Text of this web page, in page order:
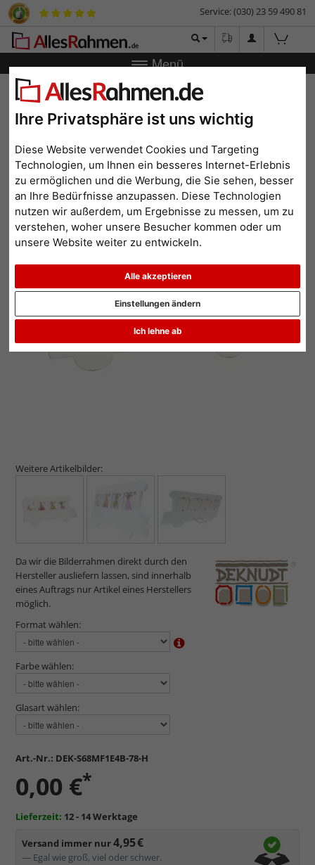
Ihre Privatsphäre ist uns wichtig
Diese Website verwendet Cookies und Targeting
Technologien, um Ihnen ein besseres Internet-Erlebnis
zu ermöglichen und die Werbung, die Sie sehen, besser
an Ihre Bedürfnisse anzupassen. Diese Technologien
nutzen wir außerdem, um Ergebnisse zu messen, um zu
verstehen, woher unsere Besucher kommen oder um
unsere Website weiter zu entwickeln.
Alle akzeptieren
Ich lehne ab
Einstellungen ändern
Service: (030) 23 59 490 81
Menü
Zurück Bilderrahmen-Shop Bilderrahmen
Holz-Bilderrahmen (MDF) Bus
Holz-Bilderrahmen (MDF)
Bus
Weitere Artikelbilder:
Da wir die Bilderrahmen direkt durch den
Hersteller ausliefern lassen, sind innerhalb
eines Auftrags nur Artikel eines Herstellers
möglich.
Format wählen:
Farbe wählen:
Glasart wählen:
Art.-Nr.: DEK-S68MF1E4B-78-H
0,00 €*
Lieferzeit: 12 - 14 Werktage
Versand immer nur4,95 €
— Egal wie groß, viel oder schwer.